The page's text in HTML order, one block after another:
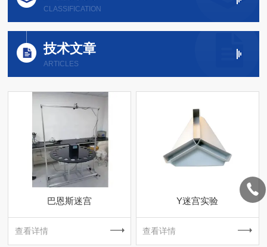
CLASSIFICATION
技术文章
ARTICLES
巴恩斯迷宫
查看详情
Y迷宫实验
查看详情